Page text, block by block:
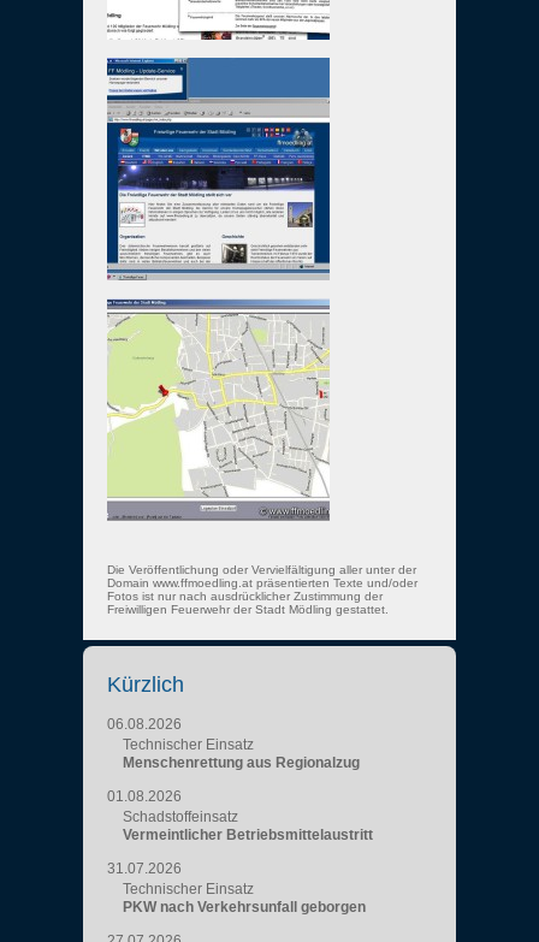
Die Veröffentlichung oder Vervielfältigung aller unter der
Domain www.ffmoedling.at präsentierten Texte und/oder
Fotos ist nur nach ausdrücklicher Zustimmung der
Freiwilligen Feuerwehr der Stadt Mödling gestattet.
Kürzlich
06.08.2026
Technischer Einsatz
Menschenrettung aus Regionalzug
01.08.2026
Schadstoffeinsatz
Vermeintlicher Betriebsmittelaustritt
31.07.2026
Technischer Einsatz
PKW nach Verkehrsunfall geborgen